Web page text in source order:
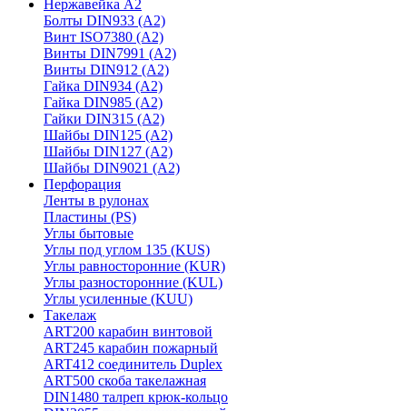
Нержавейка А2
Болты DIN933 (A2)
Винт ISO7380 (A2)
Винты DIN7991 (A2)
Винты DIN912 (A2)
Гайка DIN934 (A2)
Гайка DIN985 (A2)
Гайки DIN315 (A2)
Шайбы DIN125 (A2)
Шайбы DIN127 (A2)
Шайбы DIN9021 (A2)
Перфорация
Ленты в рулонах
Пластины (PS)
Углы бытовые
Углы под углом 135 (KUS)
Углы равносторонние (KUR)
Углы разносторонние (KUL)
Углы усиленные (KUU)
Такелаж
ART200 карабин винтовой
ART245 карабин пожарный
ART412 соединитель Duplex
ART500 скоба такелажная
DIN1480 талреп крюк-кольцо